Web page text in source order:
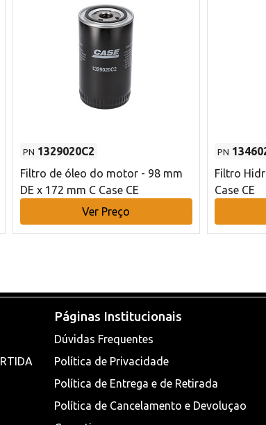
PN 1329020C2
Filtro de óleo do motor - 98 mm
DE x 172 mm C Case CE
Ver Preço
PN
Filtro
Case CE
Páginas Institucionais
Dúvidas Frequentes
Política de Privacidade
Política de Entrega e de Retirada
Política de Cancelamento e Devoluçao